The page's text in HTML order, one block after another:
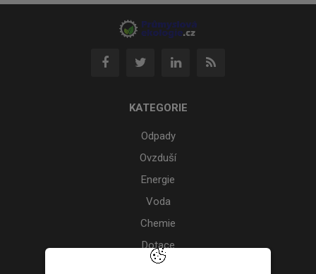
KATEGORIE
Odpady
Ovzduší
Energie
Voda
Chemie
Dotace
Akce